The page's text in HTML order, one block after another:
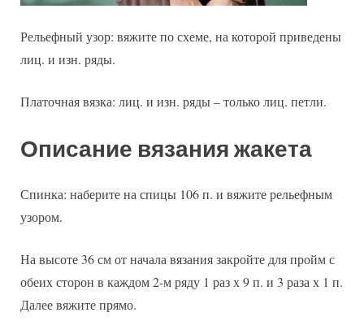
Рельефный узор: вяжите по схеме, на которой приведены
лиц. и изн. ряды.
Платочная вязка: лиц. и изн. ряды – только лиц. петли.
Описание вязания жакета
Спинка: наберите на спицы 106 п. и вяжите рельефным
узором.
На высоте 36 см от начала вязания закройте для пройм с
обеих сторон в каждом 2-м ряду 1 раз х 9 п. и 3 раза х 1 п.
Далее вяжите прямо.